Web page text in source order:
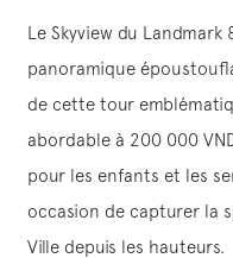
Le Skyview du Landmark
panoramique
de cette tour
abordable à 200 000
pour les enfants et les
occasion de capturer la
Ville depuis les hauteurs.